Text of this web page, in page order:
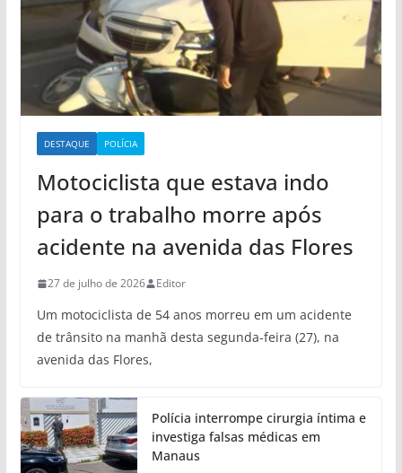
DESTAQUE POLÍCIA
Motociclista que estava indo
para o trabalho morre após
acidente na avenida das Flores
27 de julho de 2026 Editor
Um motociclista de 54 anos morreu em um acidente
de trânsito na manhã desta segunda-feira (27), na
avenida das Flores,
Polícia interrompe cirurgia íntima e
investiga falsas médicas em
Manaus